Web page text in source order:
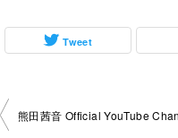
Tweet
投